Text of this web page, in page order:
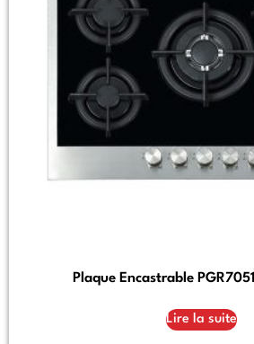
Plaque Encastrable
Lire la suite